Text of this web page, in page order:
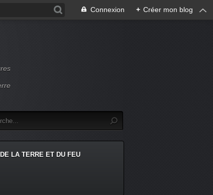
Connexion + Créer mon blog
LA TERRE ET DU FEU